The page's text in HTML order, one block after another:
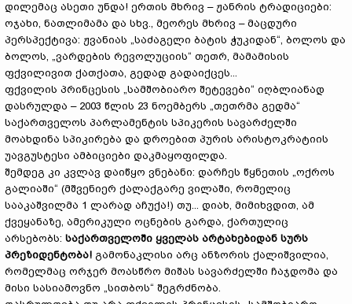
დილემაც ასეთი უნდა! ერთის მხრივ – ჟანრის ტრადიციები:
ოჯახი, ნათლიმამა და სხვ., მეორეს მხრივ – მაცდური
პერსპექტივა: ჟვანიას „საძაგელი ბატის ჭუკიდან“, ბოლოს და
ბოლოს, „ვარდების რევოლუციის“ თეთრ, მამამისის
ფქვილივით ქათქათა, გედად გადაიქცეს...
ფქვილის პრინცესის „სამშობიარო შეტევები“ იღბლიანად
დასრულდა – 2003 წლის 23 ნოემბერს „თეთრმა გედმა“
საქართველოს პარლამენტის სპიკერის სავარძელში
მოახდინა სპიკირება და დროებით პურის არისტოკრატიის
უავგუსტესი ამბიციები დაკმაყოფილდა.
შემდეგ კი კვლავ დაიწყო ვნებანი: დარჩეს წყნეთის „ოქროს
გალიაში“ (მშვენიერ ქალაქგარე ვილაში, რომელიც
სააკაშვილმა 1 ლარად აჩუქა!) თუ... დიახ, მიმიხვდით, ამ
ქვეყანაზე, ამერიკული ოცნების გარდა, ქართულიც
არსებობს: საქართველოში ყველას არტახებიდან სურს
პრეზიდენტობა! გამონაკლისი არც ანზორის ქალიშვილია,
რომელმაც ორჯერ მოასწრო მიშას სავარძელში ჩაჯდომა და
მისი სასიამოვნო „სითბოს“ შეგრძნობა.